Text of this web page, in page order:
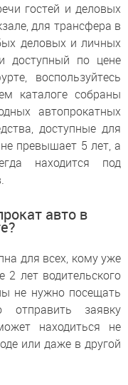
гостей и деловых
для трансфера в
деловых и личных
доступный по цене
воспользуйтесь
каталоге собраны
автопрокатных
доступные для
превышает 5 лет, а
находится под
авто в
для всех, кому уже
2 лет водительского
не нужно посещать
отправить заявку
находиться не
или даже в другой